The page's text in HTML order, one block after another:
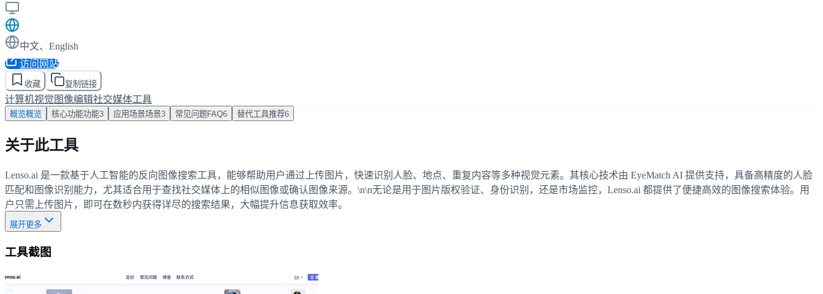
中文、English
访问网站
收藏 复制链接
计算机视觉 图像编辑社交媒体工具
概览概览 核心功能功能3 应用场景场景3 常见问题 FAQ6 替代工具推荐6
关于此工具
Lenso.ai 是一款基于人工智能的反向图像搜索工具，能够帮助用户通过上传图片，快速识别人脸、地点、重复内容等多种视觉元素。其核心技术由 EyeMatch AI 提供支持，具备高精度的人脸
匹配和图像识别能力，尤其适合用于查找社交媒体上的相似图像或确认图像来源。\n\n无论是用于图片版权验证、身份识别，还是市场监控，Lenso.ai 都提供了便捷高效的图像搜索体验。用
户只需上传图片，即可在数秒内获得详尽的搜索结果，大幅提升信息获取效率。
展开更多
工具截图